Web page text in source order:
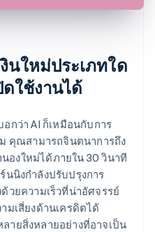
ใหม่ประเภทใด
ดใช้งานได้
กว่า AI ก็เหมือนกับการ
คุณสามารถจินตนาการถึง
งใหม่ได้ภายใน 30 วินาที
นนิงกำลังปรับปรุงการ
วยความเร็วที่น่าอัศจรรย์
มเสี่ยงด้านเครดิตได้
ายสิ่งหลายอย่างที่อาจเป็น